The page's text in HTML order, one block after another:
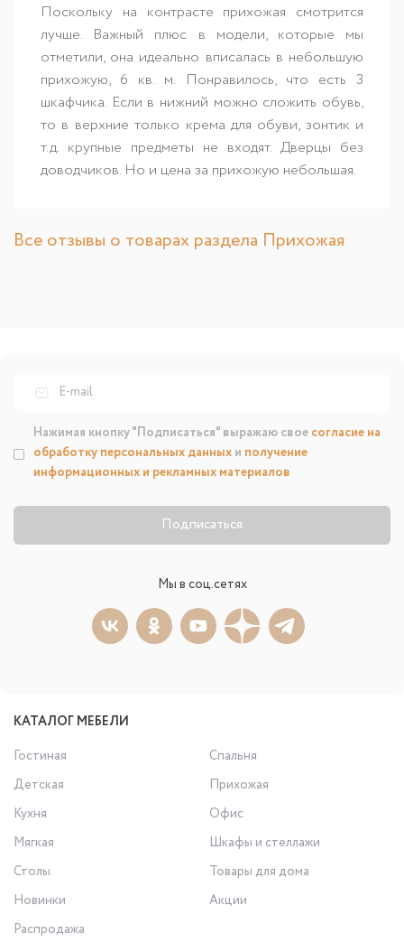
Поскольку на контрасте прихожая смотрится
лучше. Важный плюс в модели, которые мы
отметили, она идеально вписалась в небольшую
прихожую, 6 кв. м. Понравилось, что есть 3
шкафчика. Если в нижний можно сложить обувь,
то в верхние только крема для обуви, зонтик и
т.д. крупные предметы не входят. Дверцы без
доводчиков. Но и цена за прихожую небольшая.
Все отзывы о товарах раздела Прихожая
Подписаться
Нажимая кнопку "Подписаться" выражаю свое согласие на
обработку персональных данных и получение
информационных и рекламных материалов
Мы в соц.сетях
КАТАЛОГ МЕБЕЛИ
Гостиная
Спальня
Детская
Прихожая
Кухня
Офис
Мягкая
Шкафы и стеллажи
Столы
Товары для дома
Новинки
Акции
Распродажа